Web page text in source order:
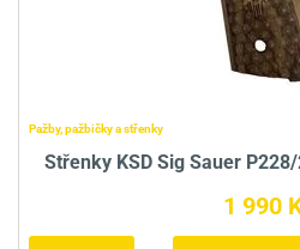
Pažby, pažbičky a střenky
Střenky KSD Sig Sauer
1 990